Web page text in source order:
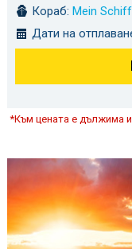
Кораб: Mein
Дати на
*Към цената е дължима